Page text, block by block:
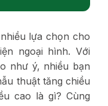
lựa chọn cho
ngoại hình. Với
như ý, nhiều bạn
thuật tăng chiều
cao là gì? Cùng